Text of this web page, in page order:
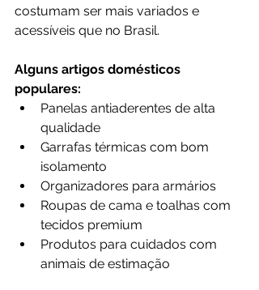
costumam ser mais variados e
acessíveis que no Brasil.
Alguns artigos domésticos
populares:
Panelas antiaderentes de alta
qualidade
Garrafas térmicas com bom
isolamento
Organizadores para armários
Roupas de cama e toalhas com
tecidos premium
Produtos para cuidados com
animais de estimação